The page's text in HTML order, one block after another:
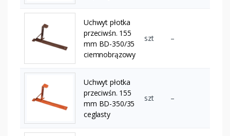
Uchwyt płotka
przeciwśn. 155
mm BD-350/35
ciemnobrązowy
szt –
Uchwyt płotka
przeciwśn. 155
mm BD-350/35
ceglasty
szt –